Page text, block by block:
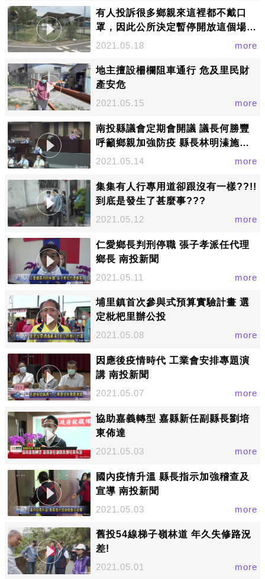
有人投訴很多鄉親來這裡都不戴口
罩，因此公所決定暫停開放這個場所
了.....
2021.05.18 more
地主擅設柵欄阻車通行 危及里民財
產安危
2021.05.15
more
南投縣議會定期會開議 議長何勝豐
呼籲鄉親加強防疫 縣長林明溱施政
總報告
2021.05.14 more
集集有人行專用道卻跟沒有一樣??!!
到底是發生了甚麼事???
2021.05.12
more
仁愛鄉長判刑停職 張子孝派任代理
鄉長 南投新聞
2021.05.11
more
埔里鎮首次參與式預算實驗計畫 選
定枇杷里辦公投
2021.05.08
more
因應後疫情時代 工業會安排專題演
講 南投新聞
2021.05.07
more
協助嘉義轉型 嘉縣新任副縣長劉培
東佈達
2021.05.03
more
國內疫情升溫 縣長指示加強稽查及
宣導 南投新聞
2021.05.03
more
舊投54線梯子嶺林道 年久失修路況
差!
2021.05.01
more